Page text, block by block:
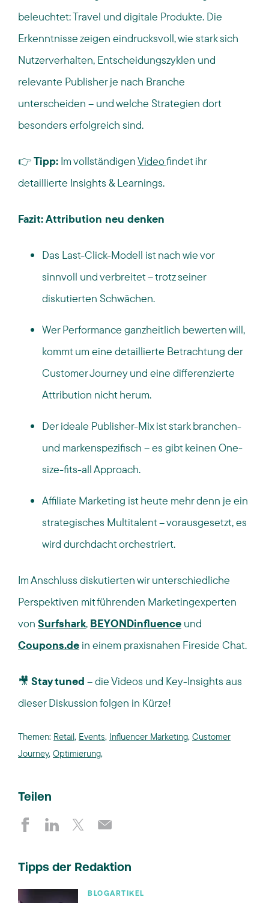
beleuchtet: Travel und digitale Produkte. Die
Erkenntnisse zeigen eindrucksvoll, wie stark sich
Nutzerverhalten, Entscheidungszyklen und
relevante Publisher je nach Branche
unterscheiden – und welche Strategien dort
besonders erfolgreich sind.
👉Tipp: Im vollständigenVideofindet ihr
detaillierte Insights & Learnings.
Fazit: Attribution neu denken
Das Last-Click-Modell ist nach wie vor
sinnvoll und verbreitet – trotz seiner
diskutierten Schwächen.
Wer Performance ganzheitlich bewerten will,
kommt um eine detaillierte Betrachtung der
Customer Journey und eine differenzierte
Attribution nicht herum.
Der ideale Publisher-Mix ist stark branchen-
und markenspezifisch – es gibt keinen One-
size-fits-all Approach.
Affiliate Marketing ist heute mehr denn je ein
strategisches Multitalent – vorausgesetzt, es
wird durchdacht orchestriert.
Im Anschluss diskutierten wir unterschiedliche
Perspektiven mit führenden Marketingexperten
von Surfshark, BEYONDinfluence und
Coupons.de in einem praxisnahen Fireside Chat.
🎥 Stay tuned – die Videos und Key-Insights aus
dieser Diskussion folgen in Kürze!
Themen: Retail, Events, Influencer Marketing, Customer
Journey, Optimierung,
Teilen
Tipps der Redaktion
BLOGARTIKEL